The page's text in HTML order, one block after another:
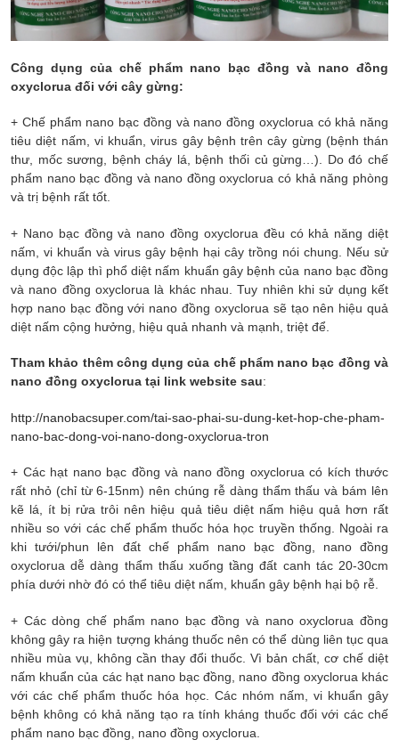
Công dụng của chế phẩm nano bạc đồng và nano đồng
oxyclorua đối với cây gừng:
+ Chế phẩm nano bạc đồng và nano đồng oxyclorua có khả năng
tiêu diệt nấm, vi khuẩn, virus gây bệnh trên cây gừng (bệnh thán
thư, mốc sương, bệnh cháy lá, bệnh thối củ gừng…). Do đó chế
phẩm nano bạc đồng và nano đồng oxyclorua có khả năng phòng
và trị bệnh rất tốt.
+ Nano bạc đồng và nano đồng oxyclorua đều có khả năng diệt
nấm, vi khuẩn và virus gây bệnh hại cây trồng nói chung. Nếu sử
dụng độc lập thì phổ diệt nấm khuẩn gây bệnh của nano bạc đồng
và nano đồng oxyclorua là khác nhau. Tuy nhiên khi sử dụng kết
hợp nano bạc đồng với nano đồng oxyclorua sẽ tạo nên hiệu quả
diệt nấm cộng hưởng, hiệu quả nhanh và mạnh, triệt để.
Tham khảo thêm công dụng của chế phẩm nano bạc đồng và
nano đồng oxyclorua tại link website sau:
http://nanobacsuper.com/tai-sao-phai-su-dung-ket-hop-che-pham-
nano-bac-dong-voi-nano-dong-oxyclorua-tron
+ Các hạt nano bạc đồng và nano đồng oxyclorua có kích thước
rất nhỏ (chỉ từ 6-15nm) nên chúng rễ dàng thẩm thấu và bám lên
kẽ lá, ít bị rửa trôi nên hiệu quả tiêu diệt nấm hiệu quả hơn rất
nhiều so với các chế phẩm thuốc hóa học truyền thống. Ngoài ra
khi tưới/phun lên đất chế phẩm nano bạc đồng, nano đồng
oxyclorua dễ dàng thẩm thấu xuống tầng đất canh tác 20-30cm
phía dưới nhờ đó có thể tiêu diệt nấm, khuẩn gây bệnh hại bộ rễ.
+ Các dòng chế phẩm nano bạc đồng và nano oxyclorua đồng
không gây ra hiện tượng kháng thuốc nên có thể dùng liên tục qua
nhiều mùa vụ, không cần thay đổi thuốc. Vì bản chất, cơ chế diệt
nấm khuẩn của các hạt nano bạc đồng, nano đồng oxyclorua khác
với các chế phẩm thuốc hóa học. Các nhóm nấm, vi khuẩn gây
bệnh không có khả năng tạo ra tính kháng thuốc đối với các chế
phẩm nano bạc đồng, nano đồng oxyclorua.